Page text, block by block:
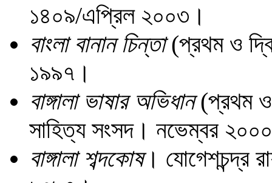
১৪০৯/এপ্রিল ২০০৩।
বাংলা বানান চিন্তা(প্রথম ও
১৯৯৭।
বাঙ্গালা ভাষার অভিধান(প্রথম ও
সাহিত্য সংসদ। নভেম্বর
বাঙ্গালা শব্দকোষ। যোগেশচন্দ্র